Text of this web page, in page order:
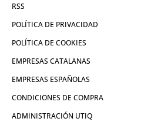
RSS
POLÍTICA DE PRIVACIDAD
POLÍTICA DE COOKIES
EMPRESAS CATALANAS
EMPRESAS ESPAÑOLAS
CONDICIONES DE COMPRA
ADMINISTRACIÓN UTIQ